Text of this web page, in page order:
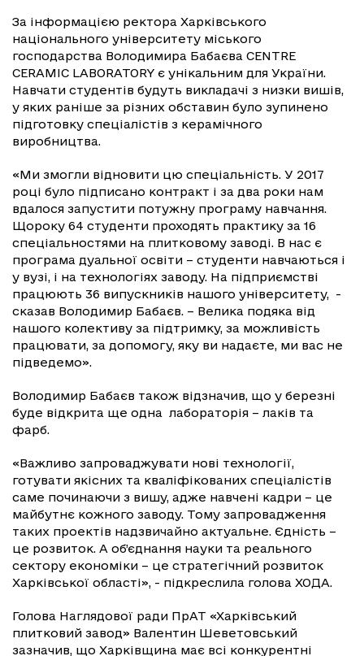
За інформацією ректора Харківського
національного університету міського
господарства Володимира Бабаєва CENTRE
CERAMIC LABORATORY є унікальним для України.
Навчати студентів будуть викладачі з низки вишів,
у яких раніше за різних обставин було зупинено
підготовку спеціалістів з керамічного
виробництва.
«Ми змогли відновити цю спеціальність. У 2017
році було підписано контракт і за два роки нам
вдалося запустити потужну програму навчання.
Щороку 64 студенти проходять практику за 16
спеціальностями на плитковому заводі. В нас є
програма дуальної освіти – студенти навчаються і
у вузі, і на технологіях заводу. На підприємстві
працюють 36 випускників нашого університету, -
сказав Володимир Бабаєв. – Велика подяка від
нашого колективу за підтримку, за можливість
працювати, за допомогу, яку ви надаєте, ми вас не
підведемо».
Володимир Бабаєв також відзначив, що у березні
буде відкрита ще одна лабораторія – лаків та
фарб.
«Важливо запроваджувати нові технології,
готувати якісних та кваліфікованих спеціалістів
саме починаючи з вишу, адже навчені кадри – це
майбутнє кожного заводу. Тому запровадження
таких проектів надзвичайно актуальне. Єдність –
це розвиток. А об’єднання науки та реального
сектору економіки – це стратегічний розвиток
Харківської області», - підкреслила голова ХОДА.
Голова Наглядової ради ПрАТ «Харківський
плитковий завод» Валентин Шеветовський
зазначив, що Харківщина має всі конкурентні